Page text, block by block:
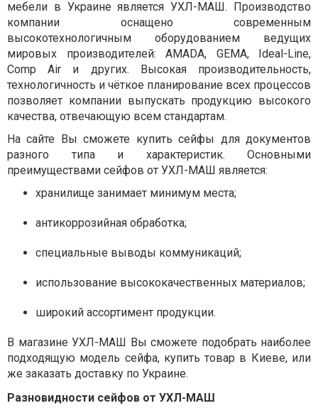
мебели в Украине является УХЛ-МАШ. Производство
компании оснащено современным
высокотехнологичным оборудованием ведущих
мировых производителей: АMADA, GEMA, Ideal-Line,
Comp Air и других. Высокая производительность,
технологичность и чёткое планирование всех процессов
позволяет компании выпускать продукцию высокого
качества, отвечающую всем стандартам.
На сайте Вы сможете купить сейфы для документов
разного типа и характеристик. Основными
преимуществами сейфов от УХЛ-МАШ является:
хранилище занимает минимум места;
антикоррозийная обработка;
специальные выводы коммуникаций;
использование высококачественных материалов;
широкий ассортимент продукции.
В магазине УХЛ-МАШ Вы сможете подобрать наиболее
подходящую модель сейфа, купить товар в Киеве, или
же заказать доставку по Украине.
Разновидности сейфов от УХЛ-МАШ